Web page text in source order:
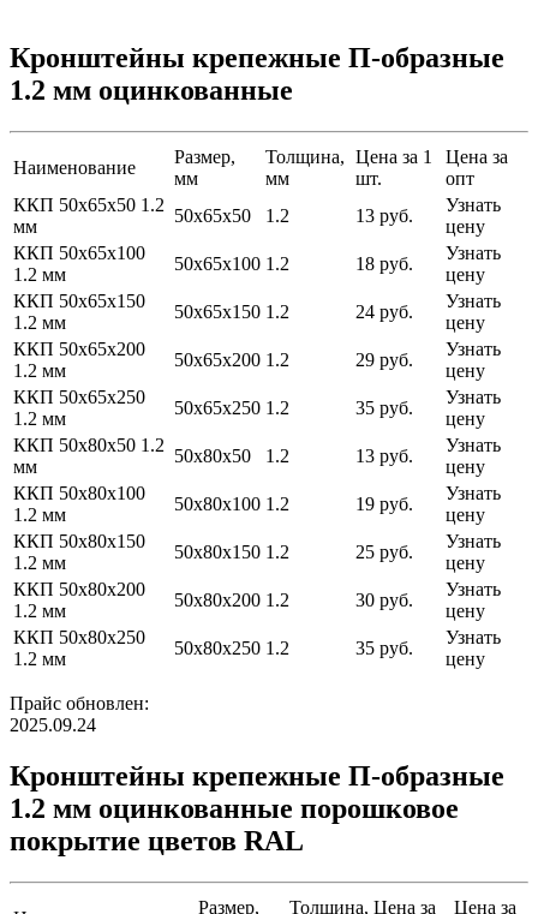
Кронштейны крепежные П-образные
1.2 мм оцинкованные
Наименование
Размер,
мм
Толщина,
мм
Цена за 1
шт.
Цена за
опт
ККП 50х65х50 1.2
мм
50х65х50 1.2 13 руб.
Узнать
цену
ККП 50х65х100
1.2 мм
50х65х100 1.2 18 руб.
Узнать
цену
ККП 50х65х150
1.2 мм
50х65х150 1.2 24 руб.
Узнать
цену
ККП 50х65х200
1.2 мм
50х65х200 1.2 29 руб.
Узнать
цену
ККП 50х65х250
1.2 мм
50х65х250 1.2 35 руб.
Узнать
цену
ККП 50х80х50 1.2
мм
50х80х50 1.2 13 руб.
Узнать
цену
ККП 50х80х100
1.2 мм
50х80х100 1.2 19 руб.
Узнать
цену
ККП 50х80х150
1.2 мм
50х80х150 1.2 25 руб.
Узнать
цену
ККП 50х80х200
1.2 мм
50х80х200 1.2 30 руб.
Узнать
цену
ККП 50х80х250
1.2 мм
50х80х250 1.2 35 руб.
Узнать
цену
Прайс обновлен:
2025.09.24
Кронштейны крепежные П-образные
1.2 мм оцинкованные порошковое
покрытие цветов RAL
Размер, Толщина, Цена за Цена за